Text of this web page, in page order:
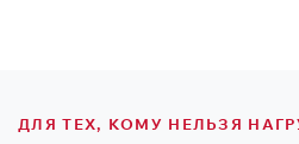
ДЛЯ ТЕХ, КОМУ НЕЛЬЗЯ